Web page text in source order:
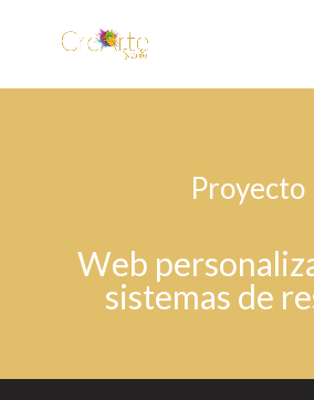
Proyecto
Web
sistemas de